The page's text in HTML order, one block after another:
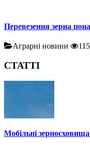
Перевезення зерна
Аграрні новини 115
СТАТТІ
Мобільні